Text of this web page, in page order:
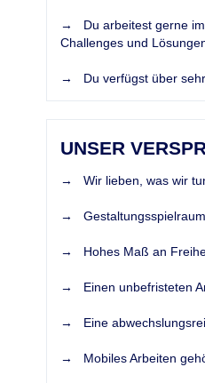
→ Du arbeitest gerne im
Challenges und
→ Du verfügst über
UNSER
→ Wir lieben, was wir
→
→ Hohes Maß an
→ Einen unbefristeten
→ Eine
→ Mobiles Arbeiten